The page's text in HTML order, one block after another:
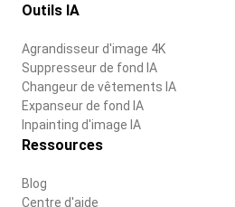
Outils IA
Agrandisseur d'image 4K
Suppresseur de fond IA
Changeur de vêtements IA
Expanseur de fond IA
Inpainting d'image IA
Ressources
Blog
Centre d'aide